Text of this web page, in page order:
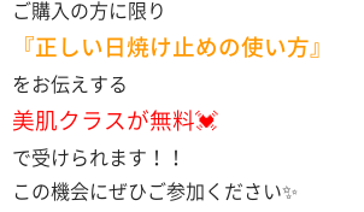
ご購入の方に限り
『正しい日焼け止めの使い方』
をお伝えする
美肌クラスが無料💓
で受けられます！！
この機会にぜひご参加ください✨